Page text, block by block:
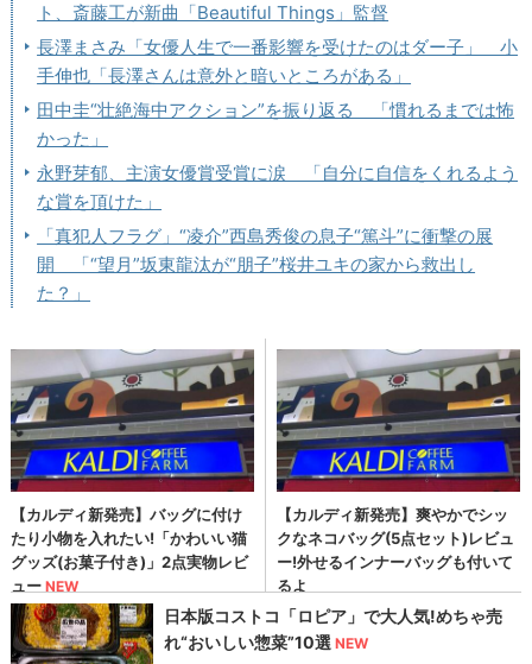
ト、斎藤工が新曲「Beautiful Things」監督
長澤まさみ「女優人生で一番影響を受けたのはダー子」 小
手伸也「長澤さんは意外と暗いところがある」
田中圭“壮絶海中アクション”を振り返る 「慣れるまでは怖
かった」
永野芽郁、主演女優賞受賞に涙 「自分に自信をくれるよう
な賞を頂けた」
「真犯人フラグ」“凌介”西島秀俊の息子“篤斗”に衝撃の展
開 「“望月”坂東龍汰が“朋子”桜井ユキの家から救出し
た？」